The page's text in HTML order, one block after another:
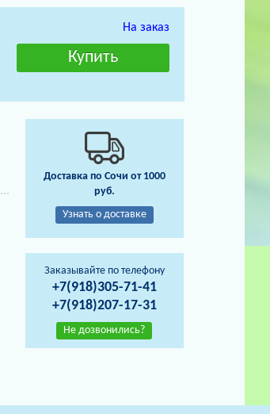
На заказ
Доставка по Сочи от 1000
руб.
Узнать о доставке
Заказывайте по телефону
+7(918)305-71-41
+7(918)207-17-31
Не дозвонились?